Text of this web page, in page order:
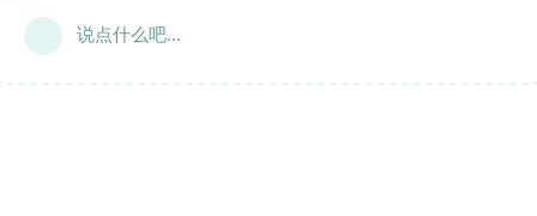
说点什么吧...